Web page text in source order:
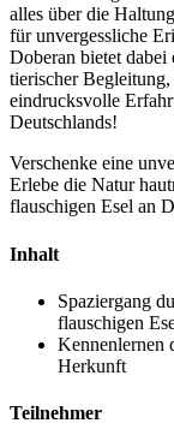
alles über die
für unvergessliche
Doberan bietet
tierischer
eindrucksvolle
Deutschlands!
Verschenke eine
Erlebe die Natur
flauschigen Esel an
Inhalt
Spaziergang
flauschigen
Kennenlernen
Herkunft
Teilnehmer